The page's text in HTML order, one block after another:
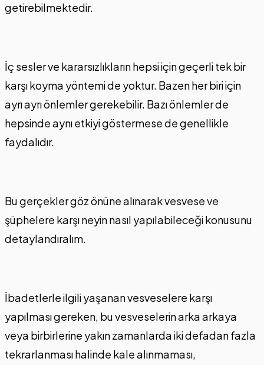
getirebilmektedir.
İç sesler ve kararsızlıkların hepsi için geçerli tek bir
karşı koyma yöntemi de yoktur. Bazen her biri için
ayrı ayrı önlemler gerekebilir. Bazı önlemler de
hepsinde aynı etkiyi göstermese de genellikle
faydalıdır.
Bu gerçekler göz önüne alınarak vesvese ve
şüphelere karşı neyin nasıl yapılabileceği konusunu
detaylandıralım.
İbadetlerle ilgili yaşanan vesveselere karşı
yapılması gereken, bu vesveselerin arka arkaya
veya birbirlerine yakın zamanlarda iki defadan fazla
tekrarlanması halinde kale alınmaması,